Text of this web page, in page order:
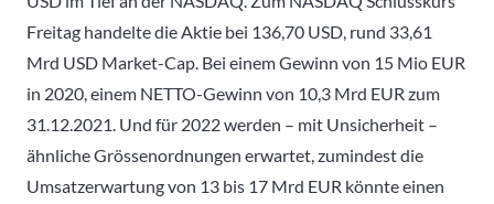
Freitag handelte die Aktie bei 136,70 USD, rund 33,61
Mrd USD Market-Cap. Bei einem Gewinn von 15 Mio EUR
in 2020, einem NETTO-Gewinn von 10,3 Mrd EUR zum
31.12.2021. Und für 2022 werden – mit Unsicherheit –
ähnliche Grössenordnungen erwartet, zumindest die
Umsatzerwartung von 13 bis 17 Mrd EUR könnte einen